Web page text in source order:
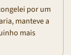
por um
manteve a
mais